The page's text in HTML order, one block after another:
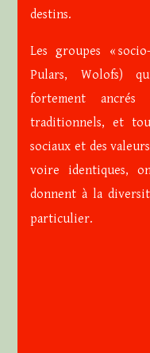
destins.
Les groupes «
Pulars, Wolofs)
fortement
traditionnels, et
sociaux et des
voire identiques,
donnent à la
particulier.